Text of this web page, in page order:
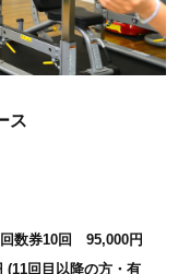
ス
数券10回 95,000円
回目以降の方・有